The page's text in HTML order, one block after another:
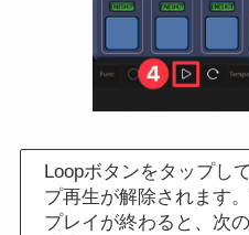
Loopボタンをタップし
プ再生が解除されます
プレイが終わると、次